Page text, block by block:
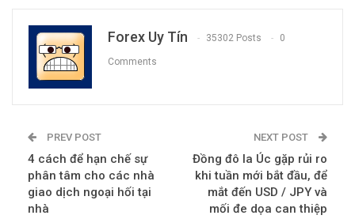
Forex Uy Tín 35302 Posts 0
Comments
PREV POST
4 cách để hạn chế sự
phân tâm cho các nhà
giao dịch ngoại hối tại
nhà
NEXT POST
Đồng đô la Úc gặp rủi ro
khi tuần mới bắt đầu, để
mắt đến USD / JPY và
mối đe dọa can thiệp